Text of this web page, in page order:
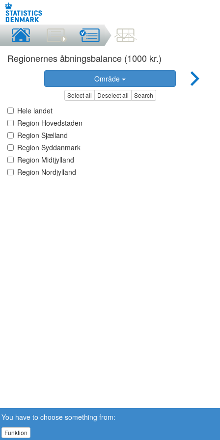
Regionernes åbningsbalance (1000 kr.)
Område
Select all Deselect all Search
Hele landet
Region Hovedstaden
Region Sjælland
Region Syddanmark
Region Midtjylland
Region Nordjylland
You have to choose something from:
Funktion